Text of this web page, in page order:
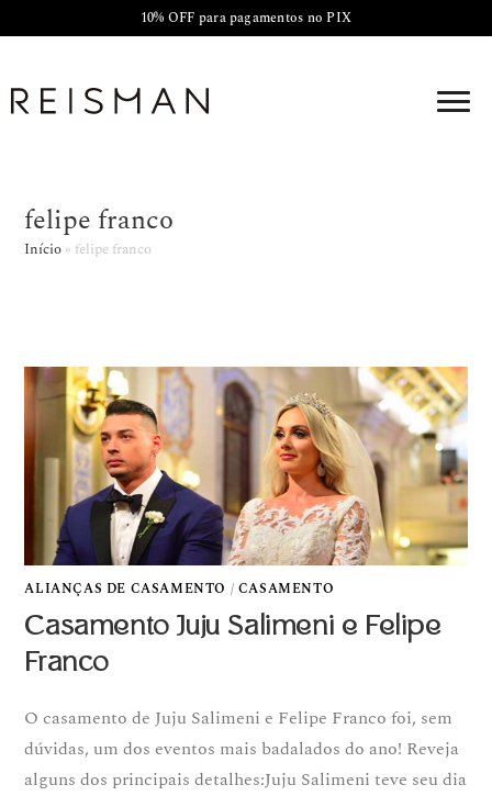
10% OFF para pagamentos no PIX
felipe franco
Início » felipe franco
ALIANÇAS DE CASAMENTO / CASAMENTO
Casamento Juju Salimeni e Felipe
Franco
O casamento de Juju Salimeni e Felipe Franco foi, sem
dúvidas, um dos eventos mais badalados do ano! Reveja
alguns dos principais detalhes:Juju Salimeni teve seu dia